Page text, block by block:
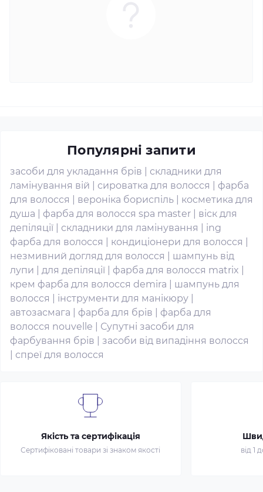
Популярні запити
засоби для укладання брів
складники для
ламінування вій
сироватка для волосся
фарба
для волосся
вероніка бориспіль
косметика для
душа
фарба для волосся spa master
віск для
депіляції
складники для ламінування
ing
фарба для волосся
кондиціонери для волосся
незмивний догляд для волосся
шампунь від
лупи
для депіляції фарба для волосся matrix
крем фарба для волосся demira
шампунь для
волосся
інструменти для манікюру
автозасмага
фарба для брів
фарба для
волосся nouvelle
Супутні засоби для
фарбування брів
засоби від випадіння волосся
спреї для волосся
Якість та сертифікація
Сертифіковані товари зі знаком якості від 1